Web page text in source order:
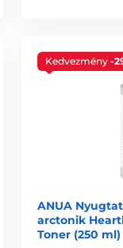
Kedvezmény -
ANUA
arctonik
Toner (250 ml)